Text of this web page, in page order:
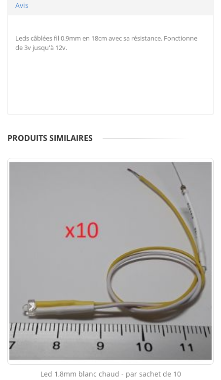
Avis
Leds câblées fil 0.9mm en 18cm avec sa résistance. Fonctionne
de 3v jusqu'à 12v.
PRODUITS SIMILAIRES
Led 1,8mm blanc chaud - par sachet de 10